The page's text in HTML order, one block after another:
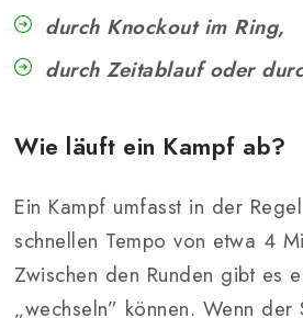
durch Knockout im Ring,
durch Zeitablauf oder
Wie läuft ein Kampf ab?
Ein Kampf umfasst in der
schnellen Tempo von etwa 4
Zwischen den Runden gibt es
„wechseln” können. Wenn